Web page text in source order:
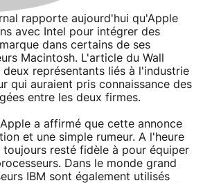
rapporte aujourd'hui qu'Apple
avec Intel pour intégrer des
dans certains de ses
Macintosh. L'article du Wall
représentants liés à l'industrie
qui auraient pris connaissance des
entre les deux firmes.
a affirmé que cette annonce
et une simple rumeur. A l'heure
toujours resté fidèle à pour équiper
Dans le monde grand
IBM sont également utilisés